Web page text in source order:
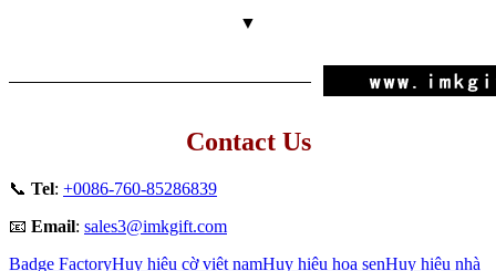
▼
Contact Us
📞 Tel: +0086-760-85286839
📧 Email: sales3@imkgift.com
Badge FactoryHuy hiệu cờ việt namHuy hiệu hoa senHuy hiệu nhà